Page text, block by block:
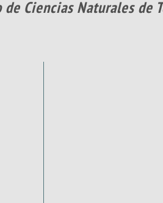
Ciencias Naturales de